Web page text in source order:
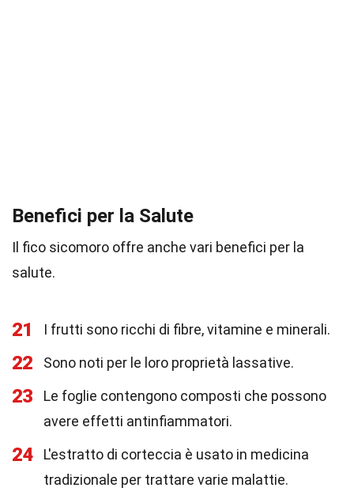
Benefici per la Salute
Il fico sicomoro offre anche vari benefici per la
salute.
21 I frutti sono ricchi di fibre, vitamine e minerali.
22 Sono noti per le loro proprietà lassative.
23
Le foglie contengono composti che possono
avere effetti antinfiammatori.
24
L'estratto di corteccia è usato in medicina
tradizionale per trattare varie malattie.